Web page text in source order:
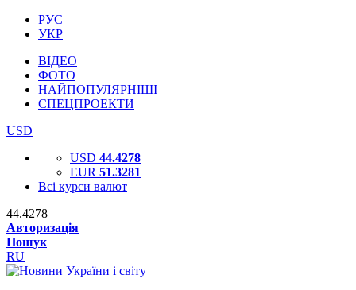
РУС
УКР
ВІДЕО
ФОТО
НАЙПОПУЛЯРНІШІ
СПЕЦПРОЕКТИ
USD
USD 44.4278
EUR 51.3281
Всі курси валют
44.4278
Авторизація
Пошук
RU